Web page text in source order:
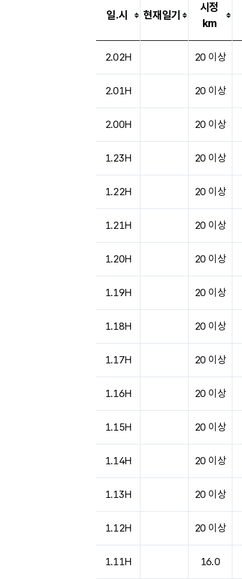
일.시 현재일기
시정
km
2.02H 20 이상
2.01H 20 이상
2.00H 20 이상
1.23H 20 이상
1.22H 20 이상
1.21H 20 이상
1.20H 20 이상
1.19H 20 이상
1.18H 20 이상
1.17H 20 이상
1.16H 20 이상
1.15H 20 이상
1.14H 20 이상
1.13H 20 이상
1.12H 20 이상
1.11H 16.0